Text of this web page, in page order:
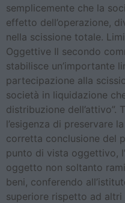
semplicemente che la
effetto dell’operazione,
nella scissione totale.
Oggettive Il secondo
stabilisce un’importante
partecipazione alla
società in liquidazione
distribuzione dell’attivo”.
l’esigenza di preservare
corretta conclusione del
punto di vista oggettivo,
oggetto non soltanto
beni, conferendo
superiore rispetto ad